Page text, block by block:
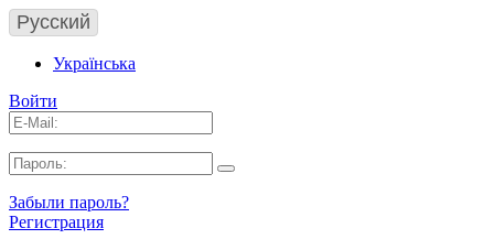
Русский
Українська
Войти
Забыли пароль?
Регистрация